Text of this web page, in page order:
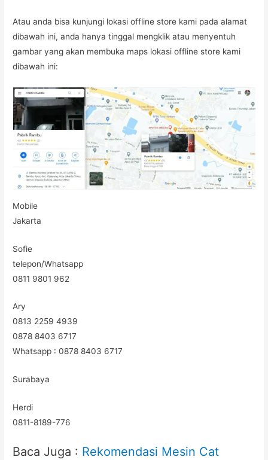
Atau anda bisa kunjungi lokasi offline store kami pada alamat
dibawah ini, anda hanya tinggal mengklik atau menyentuh
gambar yang akan membuka maps lokasi offline store kami
dibawah ini:
Mobile
Jakarta
Sofie
telepon/Whatsapp
0811 9801 962
Ary
0813 2259 4939
0878 8403 6717
Whatsapp : 0878 8403 6717
Surabaya
Herdi
0811-8189-776
Baca Juga : Rekomendasi Mesin Cat